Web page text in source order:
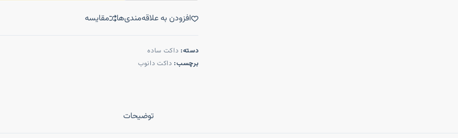
افزودن به علاقه‌مندی‌ها مقایسه
دسته: داکت ساده
برچسب: داکت دانوب
توضیحات